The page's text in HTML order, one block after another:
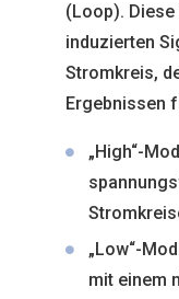
(Loop).
induzierten
Stromkreis,
Ergebnissen
„High“-
„Low“-
mit einem